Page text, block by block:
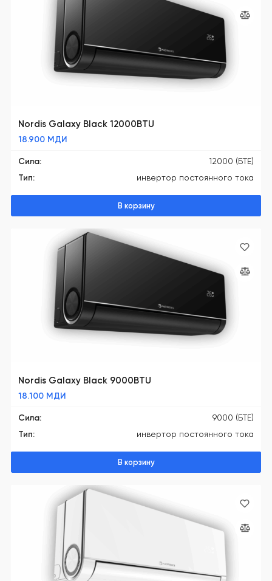
Nordis Galaxy Black 12000BTU
18.900 МДИ
Сила:
12000 (БТЕ)
Тип: инвертор постоянного тока
В корзину
Nordis Galaxy Black 9000BTU
18.100 МДИ
Сила:
9000 (БТЕ)
Тип: инвертор постоянного тока
В корзину